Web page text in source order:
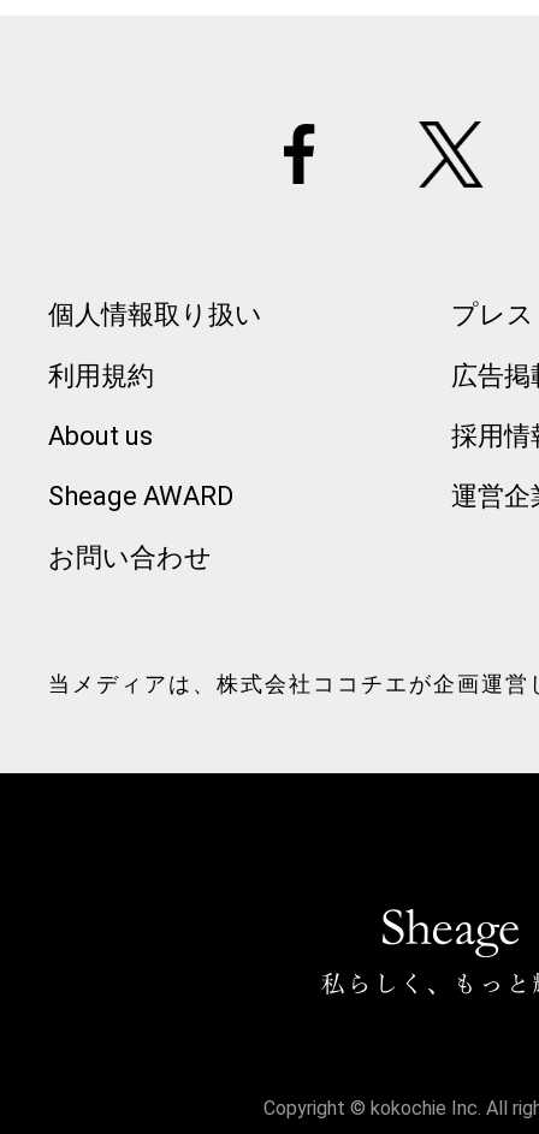
個人情報取り扱い
利用規約
About us
Sheage AWARD
お問い合わせ
プレ
広告掲
採用情
運営企
当メディアは、 株式会社ココチエが企画運営
Copyright © kokochie Inc. All